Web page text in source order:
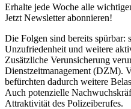
Erhalte jede Woche alle
Jetzt Newsletter abonnieren!
Die Folgen sind bereits spürbar:
Unzufriedenheit und weitere
Zusätzliche Verunsicherung
Dienstzeitmanagement (DZM).
befürchten dadurch weitere
Auch potenzielle
Attraktivität des Polizeiberufes.